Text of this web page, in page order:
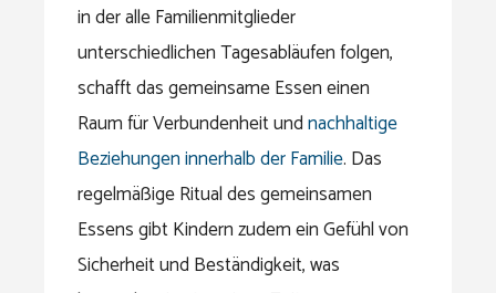
in der alle Familienmitglieder
unterschiedlichen Tagesabläufen folgen,
schafft das gemeinsame Essen einen
Raum für Verbundenheit undnachhaltige
Beziehungen innerhalb der Familie. Das
regelmäßige Ritual des gemeinsamen
Essens gibt Kindern zudem ein Gefühl von
Sicherheit und Beständigkeit, was